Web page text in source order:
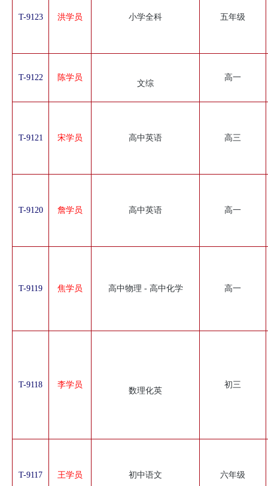
T-9123 洪学员 小学全科 五年级
T-9122 陈学员
文综
高一
T-9121 宋学员 高中英语 高三
T-9120 詹学员 高中英语 高一
T-9119 焦学员 高中物理 - 高中化学 高一
T-9118 李学员
数理化英
初三
T-9117 王学员 初中语文 六年级